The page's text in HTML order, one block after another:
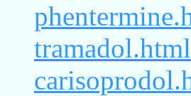
tramadol.html